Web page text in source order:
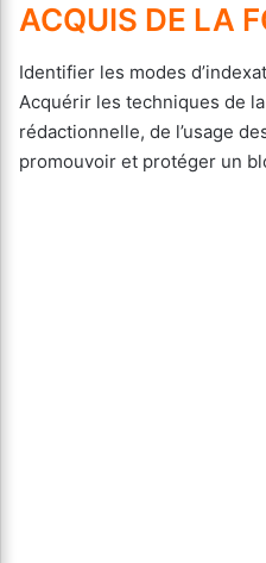
ACQUIS DE LA
Identifier les modes
Acquérir les techniques de
rédactionnelle, de l’usage
promouvoir et protéger un